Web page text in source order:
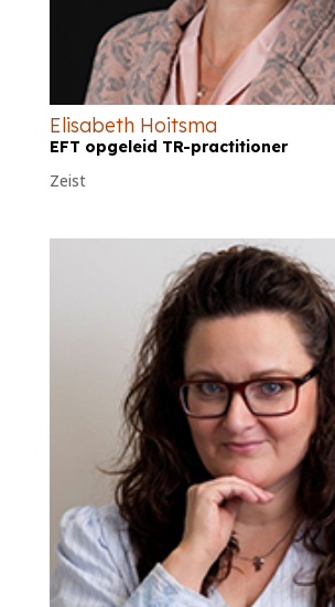
Elisabeth Hoitsma
EFT opgeleid TR-practitioner
Zeist